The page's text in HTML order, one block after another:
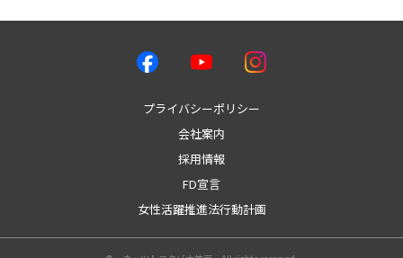
プライバシーポリシー
会社案内
採用情報
FD宣言
女性活躍推進法行動計画